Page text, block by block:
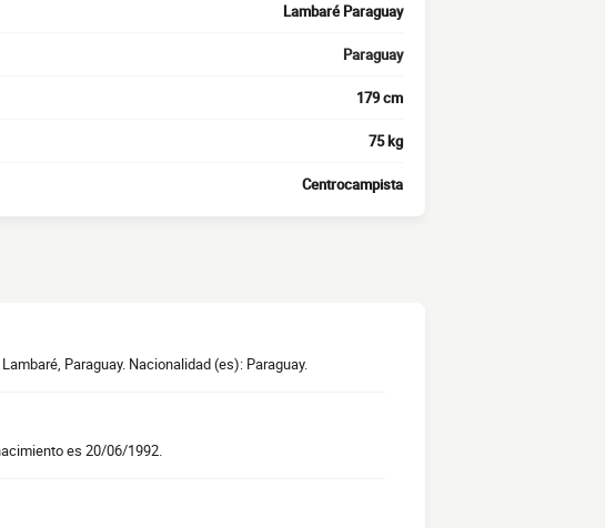
Lambaré Paraguay
Paraguay
179 cm
75 kg
Centrocampista
Paraguay. Nacionalidad (es): Paraguay.
es 20/06/1992.